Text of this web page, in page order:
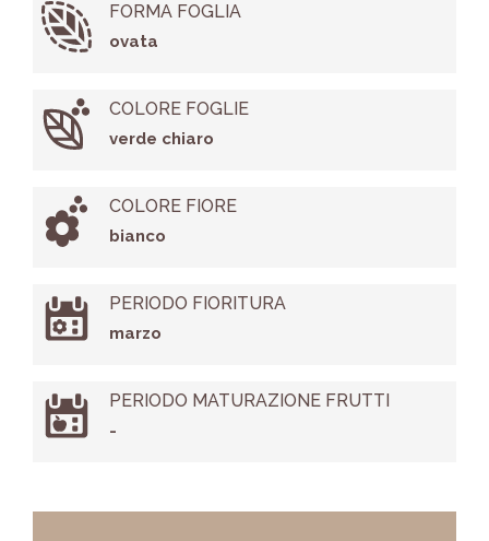
FORMA FOGLIA
ovata
COLORE FOGLIE
verde chiaro
COLORE FIORE
bianco
PERIODO FIORITURA
marzo
PERIODO MATURAZIONE FRUTTI
-